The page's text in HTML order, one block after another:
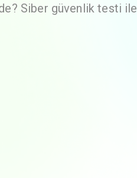
Siber güvenlik testi ile